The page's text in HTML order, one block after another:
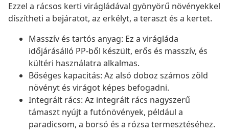
Ezzel a rácsos kerti virágládával gyönyörű növényekkel
díszítheti a bejáratot, az erkélyt, a teraszt és a kertet.
Masszív és tartós anyag: Ez a virágláda
időjárásálló PP-ből készült, erős és masszív, és
kültéri használatra alkalmas.
Bőséges kapacitás: Az alsó doboz számos zöld
növényt és virágot képes befogadni.
Integrált rács: Az integrált rács nagyszerű
támaszt nyújt a futónövények, például a
paradicsom, a borsó és a rózsa termesztéséhez.